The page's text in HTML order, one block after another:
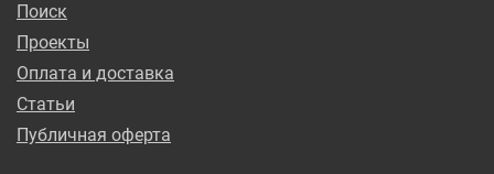
Поиск
Проекты
Оплата и доставка
Статьи
Публичная оферта